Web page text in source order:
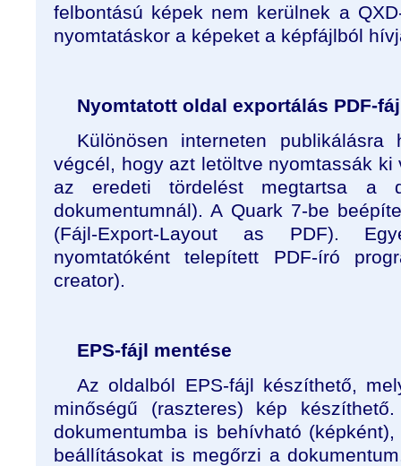
felbontású képek nem kerülnek a
nyomtatáskor a képeket a képfájlból
Nyomtatott oldal exportálás PDF-
Különösen interneten
végcél, hogy azt letöltve nyomtassák
az eredeti tördelést megtartsa a
dokumentumnál). A Quark 7-be
(Fájl-Export-Layout as PDF).
nyomtatóként telepített PDF-író
creator).
EPS-fájl mentése
Az oldalból EPS-fájl készíthető,
minőségű (raszteres) kép
dokumentumba is behívható
beállításokat is megőrzi a